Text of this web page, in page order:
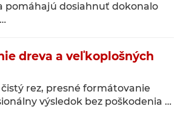
pomáhajú dosiahnuť dokonalo
dreva a veľkoplošných
rez, presné formátovanie
výsledok bez poškodenia …